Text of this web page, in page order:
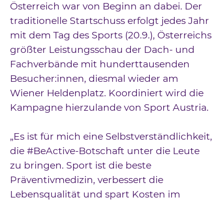
Österreich war von Beginn an dabei. Der
traditionelle Startschuss erfolgt jedes Jahr
mit dem Tag des Sports (20.9.), Österreichs
größter Leistungsschau der Dach- und
Fachverbände mit hunderttausenden
Besucher:innen, diesmal wieder am
Wiener Heldenplatz. Koordiniert wird die
Kampagne hierzulande von Sport Austria.
„Es ist für mich eine Selbstverständlichkeit,
die #BeActive-Botschaft unter die Leute
zu bringen. Sport ist die beste
Präventivmedizin, verbessert die
Lebensqualität und spart Kosten im